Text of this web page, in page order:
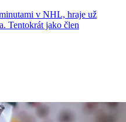
v NHL, hraje už
Tentokrát jako člen